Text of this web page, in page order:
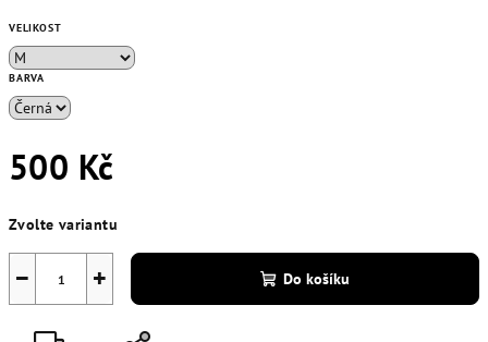
VELIKOST
BARVA
500 Kč
cena:
Zvolte variantu
+
− Do košíku